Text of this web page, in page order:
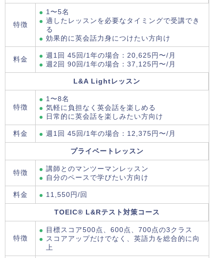
特徴
1〜5名
適したレッスンを必要なタイミングで受講でき
る
効果的に英会話力身につけたい方向け
料金
週1回 45回/1年の場合：20,625円〜/月
週2回 90回/1年の場合：37,125円〜/月
L&A Lightレッスン
特徴
1〜8名
気軽に負担なく英会話を楽しめる
日常的に英会話を楽しみたい方向け
料金 週1回 45回/1年の場合：12,375円〜/月
プライベートレッスン
特徴
講師とのマンツーマンレッスン
自分のペースで学びたい方向け
料金 11,550円/回
TOEIC® L&Rテスト対策コース
特徴
目標スコア500点、600点、700点の3クラス
スコアアップだけでなく、英語力を総合的に向
上